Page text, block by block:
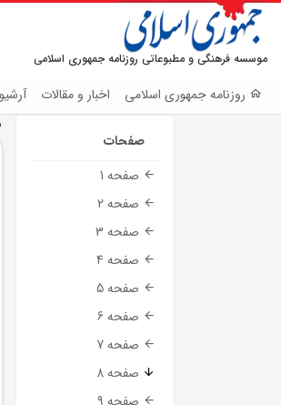
موسسه فرهنگی و مطبوعاتی روزنامه جمهوری اسلامی
روزنامه جمهوری اسلامی اخبار و مقالات
صفحات
صفحه 1
صفحه 2
صفحه 3
صفحه 4
صفحه 5
صفحه 6
صفحه 7
صفحه 8